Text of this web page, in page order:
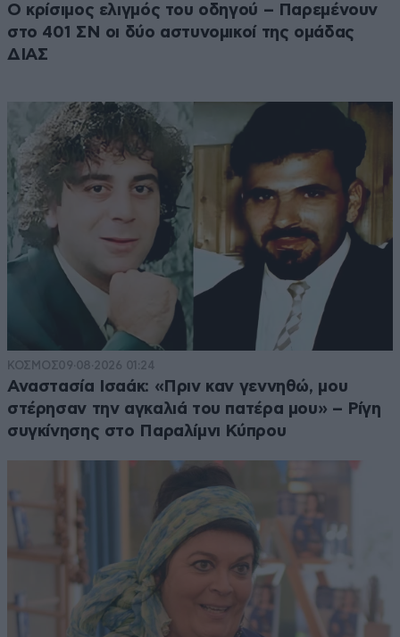
Ο κρίσιμος ελιγμός του οδηγού – Παρεμένουν
στο 401 ΣΝ οι δύο αστυνομικοί της ομάδας
ΔΙΑΣ
ΚΟΣΜΟΣ09·08·2026 01:24
Αναστασία Ισαάκ: «Πριν καν γεννηθώ, μου
στέρησαν την αγκαλιά του πατέρα μου» – Ρίγη
συγκίνησης στο Παραλίμνι Κύπρου